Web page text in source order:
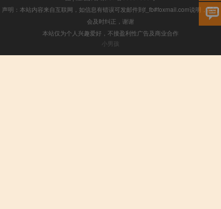
声明：本站内容来自互联网，如信息有错误可发邮件到f_fb#foxmail.com说明，我们
会及时纠正，谢谢
本站仅为个人兴趣爱好，不接盈利性广告及商业合作
小男孩